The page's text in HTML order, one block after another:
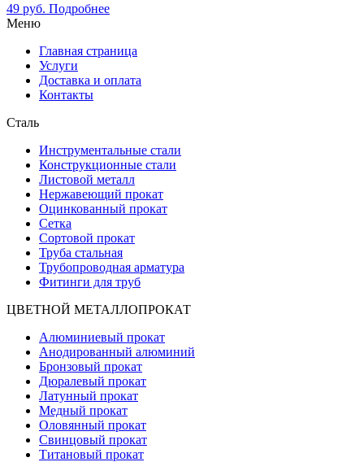
49 руб. Подробнее
Меню
Главная страница
Услуги
Доставка и оплата
Контакты
Сталь
Инструментальные стали
Конструкционные стали
Листовой металл
Нержавеющий прокат
Оцинкованный прокат
Сетка
Сортовой прокат
Труба стальная
Трубопроводная арматура
Фитинги для труб
ЦВЕТНОЙ МЕТАЛЛОПРОКАТ
Алюминиевый прокат
Анодированный алюминий
Бронзовый прокат
Дюралевый прокат
Латунный прокат
Медный прокат
Оловянный прокат
Свинцовый прокат
Титановый прокат